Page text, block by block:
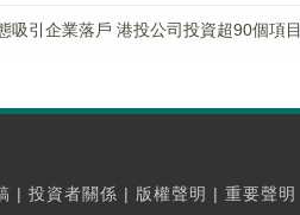
吸引企業落戶 港投公司投資超90個項目
| 投資者關係 | 版權聲明 | 重要聲明